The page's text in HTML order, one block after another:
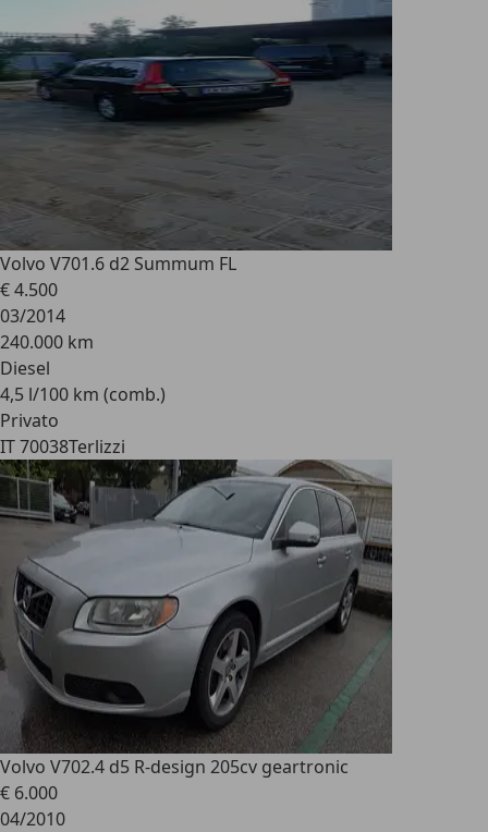
Volvo V701.6 d2 Summum FL
€ 4.500
03/2014
240.000 km
Diesel
4,5 l/100 km (comb.)
Privato
IT 70038Terlizzi
Volvo V702.4 d5 R-design 205cv geartronic
€ 6.000
04/2010